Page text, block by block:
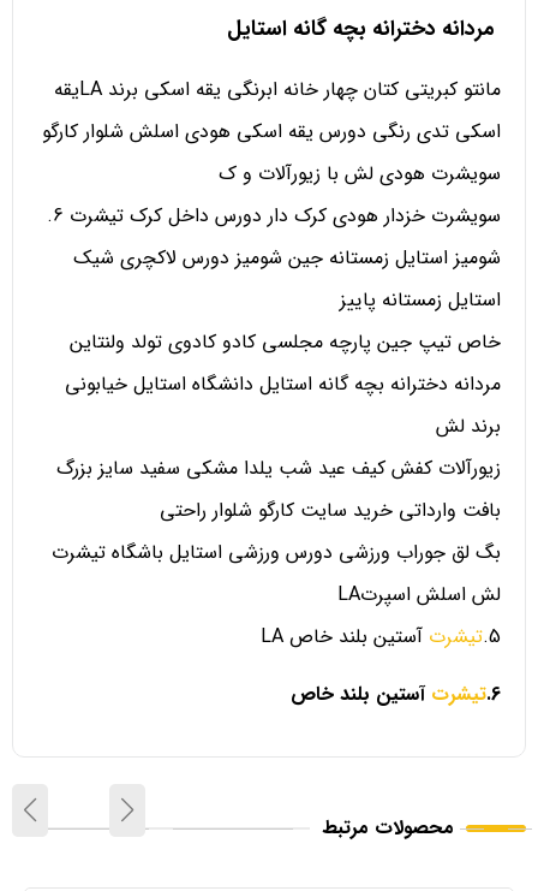
مردانه دخترانه بچه گانه استایل
مانتو کبریتی کتان چهار خانه ابرنگی یقه اسکی برند LAیقه
اسکی تدی رنگی دورس یقه اسکی هودی اسلش شلوار کارگو
سویشرت هودی لش با زیورآلات و ک
سویشرت خزدار هودی کرک دار دورس داخل کرک تیشرت 6.
شومیز استایل زمستانه جین شومیز دورس لاکچری شیک
استایل زمستانه پاییز
خاص تیپ جین پارچه مجلسی کادو کادوی تولد ولنتاین
مردانه دخترانه بچه گانه استایل دانشگاه استایل خیابونی
برند لش
زیورآلات کفش کیف عید شب یلدا مشکی سفید سایز بزرگ
بافت وارداتی خرید سایت کارگو شلوار راحتی
بگ لق جوراب ورزشی دورس ورزشی استایل باشگاه تیشرت
لش اسلش اسپرتLA
5. تیشرت آستین بلند خاص LA
6.تیشرتآستین بلند خاص
محصولات مرتبط